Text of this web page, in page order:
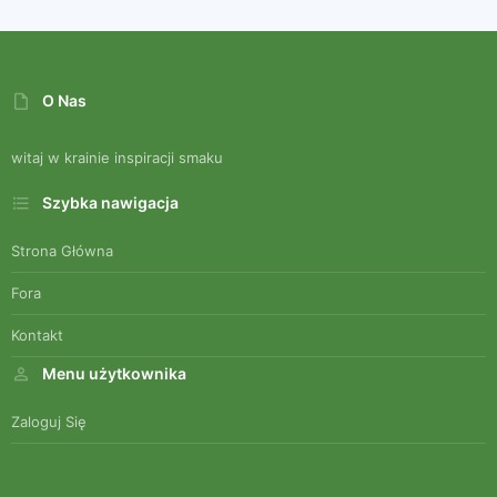
O Nas
witaj w krainie inspiracji smaku
Szybka nawigacja
Strona Główna
Fora
Kontakt
Menu użytkownika
Zaloguj Się